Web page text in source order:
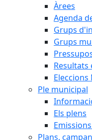
Àrees
Agenda
Grups
Grups
Resultats
Ple municipal
Els plens
Plans,